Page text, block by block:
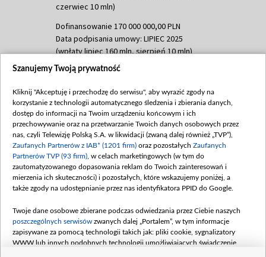
czerwiec 10 mln)
Dofinansowanie 170 000 000,00 PLN
Data podpisania umowy: LIPIEC 2025
(wpłaty lipiec 160 mln, sierpień 10 mln)
Dofinansowanie 60 000 000,00 PLN
(wpłata wrzesień 60 mln)
Dofinansowanie 635 783 051,21 PLN
Data podpisania umowy: WRZESIEŃ 2025
(wpłata wrzesień 100 mln, październik 350
mln, listopad 265 mln)
Dofinansowanie 48 862 000,00 PLN
Data podpisania umowy: GRUDZIEŃ 2025
Dofinansowanie 900 000 000,00 PLN
Data podpisania umowy: LUTY 2026 (wpłata
26 lutego 80 mln, 4 marca 370 mln,8
Szanujemy Twoją prywatność
Kliknij "Akceptuję i przechodzę do serwisu", aby wyrazić zgody na
korzystanie z technologii automatycznego śledzenia i zbierania danych,
dostęp do informacji na Twoim urządzeniu końcowym i ich
przechowywanie oraz na przetwarzanie Twoich danych osobowych przez
nas, czyli Telewizję Polską S.A. w likwidacji (zwaną dalej również „TVP”),
Zaufanych Partnerów z IAB* (1201 firm) oraz pozostałych Zaufanych
Partnerów TVP (93 firm) , w celach marketingowych (w tym do
zautomatyzowanego dopasowania reklam do Twoich zainteresowań i
mierzenia ich skuteczności) i pozostałych, które wskazujemy poniżej, a
także zgody na udostępnianie przez nas identyfikatora PPID do Google.
Twoje dane osobowe zbierane podczas odwiedzania przez Ciebie naszych
poszczególnych serwisów zwanych dalej „Portalem”, w tym informacje
zapisywane za pomocą technologii takich jak: pliki cookie, sygnalizatory
WWW lub innych podobnych technologii umożliwiających świadczenie